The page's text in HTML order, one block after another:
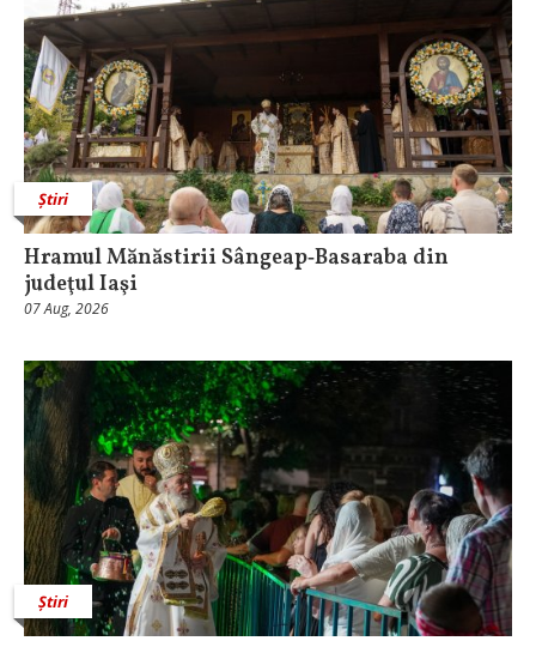
Știri
Hramul Mănăstirii Sângeap‑Basaraba din
judeţul Iaşi
07 Aug, 2026
Știri